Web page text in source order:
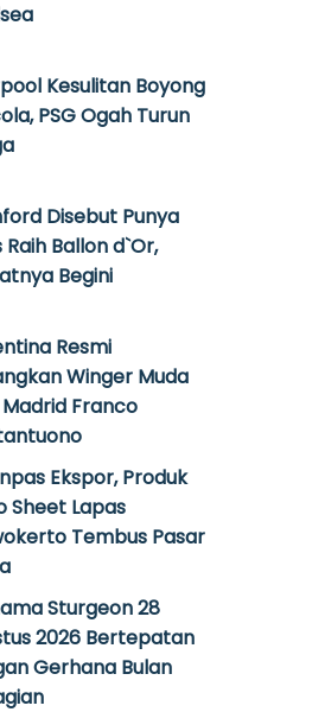
Kesulitan Boyong
PSG Ogah Turun
Disebut Punya
Raih Ballon d`Or,
Begini
Resmi
Winger Muda
Madrid Franco
Ekspor, Produk
Sheet Lapas
Tembus Pasar
Sturgeon 28
2026 Bertepatan
Gerhana Bulan